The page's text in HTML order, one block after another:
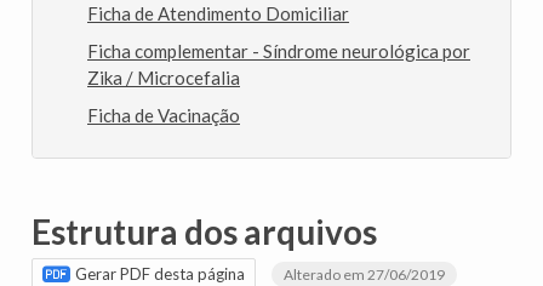
Ficha de Atendimento Domiciliar
Ficha complementar - Síndrome neurológica por
Zika / Microcefalia
Ficha de Vacinação
Estrutura dos arquivos
Gerar PDF desta página Alterado em 27/06/2019